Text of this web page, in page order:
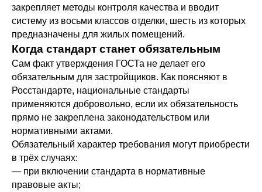
закрепляет методы контроля качества и вводит
систему из восьми классов отделки, шесть из которых
предназначены для жилых помещений.
Когда стандарт станет обязательным
Сам факт утверждения ГОСТа не делает его
обязательным для застройщиков. Как поясняют в
Росстандарте, национальные стандарты
применяются добровольно, если их обязательность
прямо не закреплена законодательством или
нормативными актами.
Обязательный характер требования могут приобрести
в трёх случаях:
— при включении стандарта в нормативные
правовые акты;